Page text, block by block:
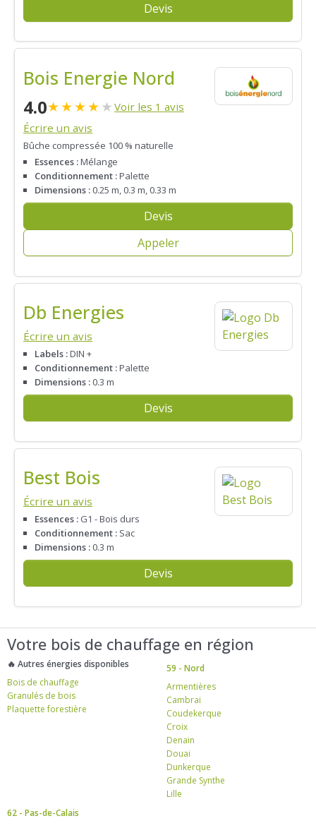
Devis
Bois Energie Nord
4.0★★★★★ Voir les 1 avis
Écrire un avis
Bûche compressée 100 % naturelle
Essences :Mélange
Conditionnement :Palette
Dimensions : 0.25 m, 0.3 m, 0.33 m
Devis
Appeler
Db Energies
Écrire un avis
Labels :DIN +
Conditionnement :Palette
Dimensions : 0.3 m
Devis
Best Bois
Écrire un avis
Essences : G1 - Bois durs
Conditionnement : Sac
Dimensions : 0.3 m
Devis
Votre bois de chauffage en région
🔥 Autres énergies disponibles
Bois de chauffage
Granulés de bois
Plaquette forestière
59 - Nord
Armentières
Cambrai
Coudekerque
Croix
Denain
Douai
Dunkerque
Grande Synthe
Lille
62 - Pas-de-Calais